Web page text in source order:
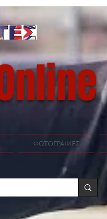
ΦΩΤΟΓΡΑΦΙΕΣ